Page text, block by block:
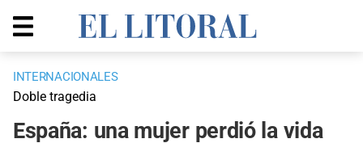
INTERNACIONALES
Doble tragedia
España: una mujer perdió la vida